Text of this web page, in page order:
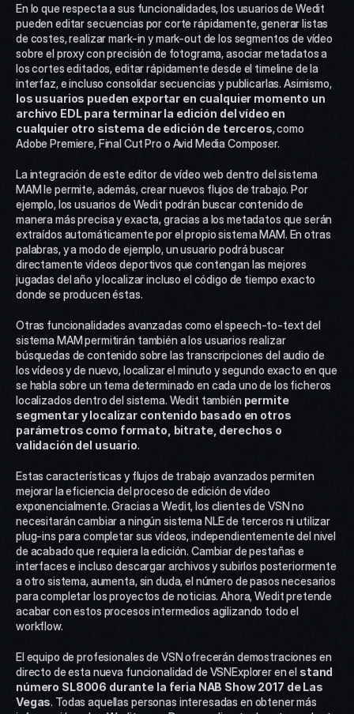
En lo que respecta a sus funcionalidades, los usuarios de Wedit
pueden editar secuencias por corte rápidamente, generar listas
de costes, realizar mark-in y mark-out de los segmentos de vídeo
sobre el proxy con precisión de fotograma, asociar metadatos a
los cortes editados, editar rápidamente desde el timeline de la
interfaz, e incluso consolidar secuencias y publicarlas. Asimismo,
los usuarios pueden exportar en cualquier momento un
archivo EDL para terminar la edición del vídeo en
cualquier otro sistema de edición de terceros, como
Adobe Premiere, Final Cut Pro o Avid Media Composer.
La integración de este editor de vídeo web dentro del sistema
MAM le permite, además, crear nuevos flujos de trabajo. Por
ejemplo, los usuarios de Wedit podrán buscar contenido de
manera más precisa y exacta, gracias a los metadatos que serán
extraídos automáticamente por el propio sistema MAM. En otras
palabras, y a modo de ejemplo, un usuario podrá buscar
directamente vídeos deportivos que contengan las mejores
jugadas del año y localizar incluso el código de tiempo exacto
donde se producen éstas.
Otras funcionalidades avanzadas como el speech-to-text del
sistema MAM permitirán también a los usuarios realizar
búsquedas de contenido sobre las transcripciones del audio de
los vídeos y de nuevo, localizar el minuto y segundo exacto en que
se habla sobre un tema determinado en cada uno de los ficheros
localizados dentro del sistema. Wedit también permite
segmentar y localizar contenido basado en otros
parámetros como formato, bitrate, derechos o
validación del usuario.
Estas características y flujos de trabajo avanzados permiten
mejorar la eficiencia del proceso de edición de vídeo
exponencialmente. Gracias a Wedit, los clientes de VSN no
necesitarán cambiar a ningún sistema NLE de terceros ni utilizar
plug-ins para completar sus vídeos, independientemente del nivel
de acabado que requiera la edición. Cambiar de pestañas e
interfaces e incluso descargar archivos y subirlos posteriormente
a otro sistema, aumenta, sin duda, el número de pasos necesarios
para completar los proyectos de noticias. Ahora, Wedit pretende
acabar con estos procesos intermedios agilizando todo el
workflow.
El equipo de profesionales de VSN ofrecerán demostraciones en
directo de esta nueva funcionalidad de VSNExplorer en el stand
número SL8006 durante la feria NAB Show 2017 de Las
Vegas. Todas aquellas personas interesadas en obtener más